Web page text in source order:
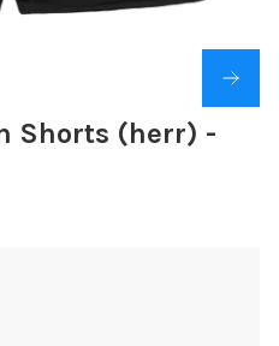
Shorts (herr) -